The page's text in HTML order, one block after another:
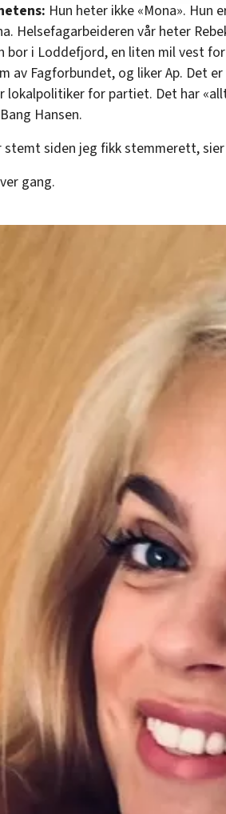
Hun heter ikke «Mona». Hun
Helsefagarbeideren vår heter
bor i Loddefjord, en liten mil vest
av Fagforbundet, og liker Ap. Det
lokalpolitiker for partiet. Det har
Hansen.
stemt siden jeg fikk stemmerett,
gang.